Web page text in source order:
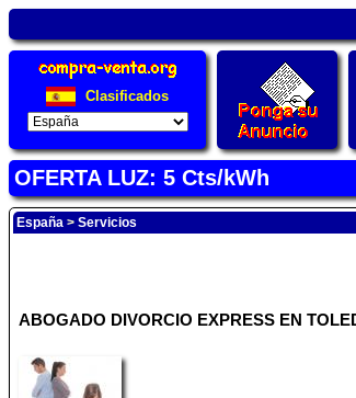
Clasificados
OFERTA LUZ: 5 Cts/kWh
España > Servicios
ABOGADO DIVORCIO EXPRESS EN